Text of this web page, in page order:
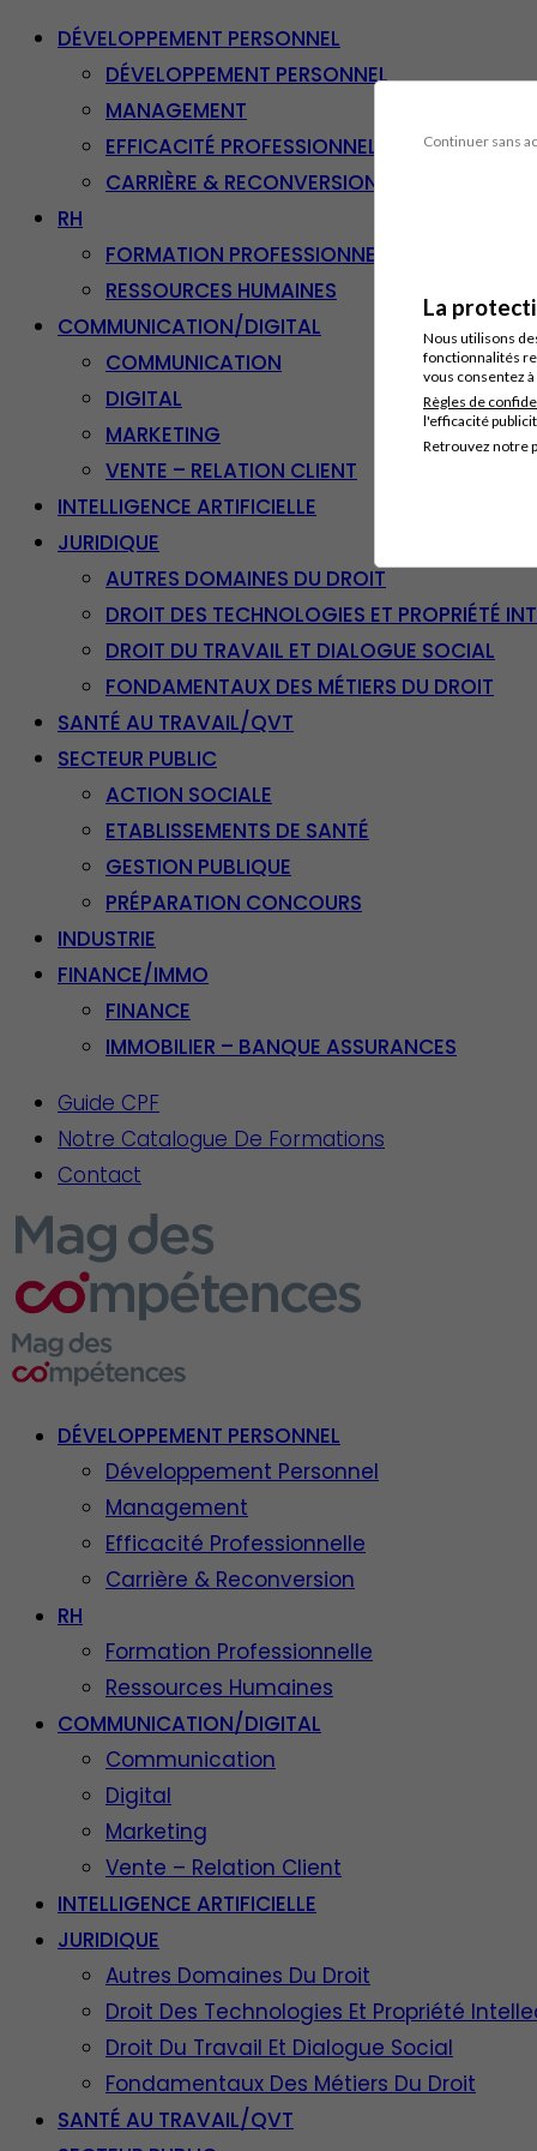
Continuer sans
La
Nous utilisons
fonctionnalités
vous consentez
Règles de
l'efficacité
Retrouvez notre
DÉVELOPPEMENT PERSONNEL
DÉVELOPPEMENT PERSONNEL
MANAGEMENT
EFFICACITÉ PROFESSIONNELLE
CARRIÈRE & RECONVERSION
RH
FORMATION PROFESSIONNELLE
RESSOURCES HUMAINES
COMMUNICATION/DIGITAL
COMMUNICATION
DIGITAL
MARKETING
VENTE – RELATION CLIENT
INTELLIGENCE ARTIFICIELLE
JURIDIQUE
AUTRES DOMAINES DU DROIT
DROIT DES TECHNOLOGIES ET PROPRIÉTÉ
DROIT DU TRAVAIL ET DIALOGUE SOCIAL
FONDAMENTAUX DES MÉTIERS DU DROIT
SANTÉ AU TRAVAIL/QVT
SECTEUR PUBLIC
ACTION SOCIALE
ETABLISSEMENTS DE SANTÉ
GESTION PUBLIQUE
PRÉPARATION CONCOURS
INDUSTRIE
FINANCE/IMMO
FINANCE
IMMOBILIER – BANQUE ASSURANCES
Guide CPF
Notre Catalogue De Formations
Contact
DÉVELOPPEMENT PERSONNEL
Développement Personnel
Management
Efficacité Professionnelle
Carrière & Reconversion
RH
Formation Professionnelle
Ressources Humaines
COMMUNICATION/DIGITAL
Communication
Digital
Marketing
Vente – Relation Client
INTELLIGENCE ARTIFICIELLE
JURIDIQUE
Autres Domaines Du Droit
Droit Des Technologies Et Propriété
Droit Du Travail Et Dialogue Social
Fondamentaux Des Métiers Du Droit
SANTÉ AU TRAVAIL/QVT